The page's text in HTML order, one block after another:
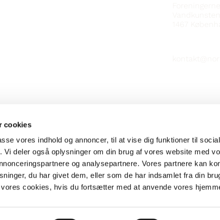
cookies
vores indhold og annoncer, til at vise dig funktioner til
deler også oplysninger om din brug af vores website med
og analysepartnere. Vores partnere kan
du har givet dem, eller som de har indsamlet fra din
cookies, hvis du fortsætter med at anvende vores